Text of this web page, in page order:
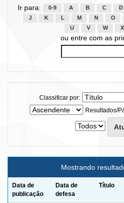
Ir para: 0-9 A B C D
J
K L M N O
U
V W X
ou entre com as
Classificar por:
Resultados/
Mostrando
Data de
publicação
Data de
defesa
Título